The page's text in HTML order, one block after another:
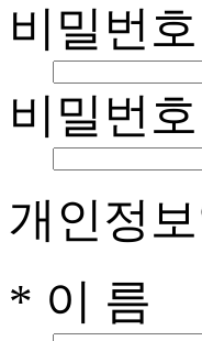
비밀번
비밀번
개인정
* 이 름